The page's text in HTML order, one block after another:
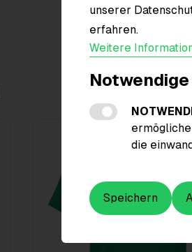
unserer
erfahren.
Weitere
die
Speichern